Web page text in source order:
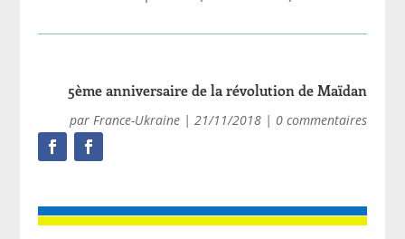
5ème anniversaire de la révolution de Maïdan
par France-Ukraine| 21/11/2018| 0 commentaires